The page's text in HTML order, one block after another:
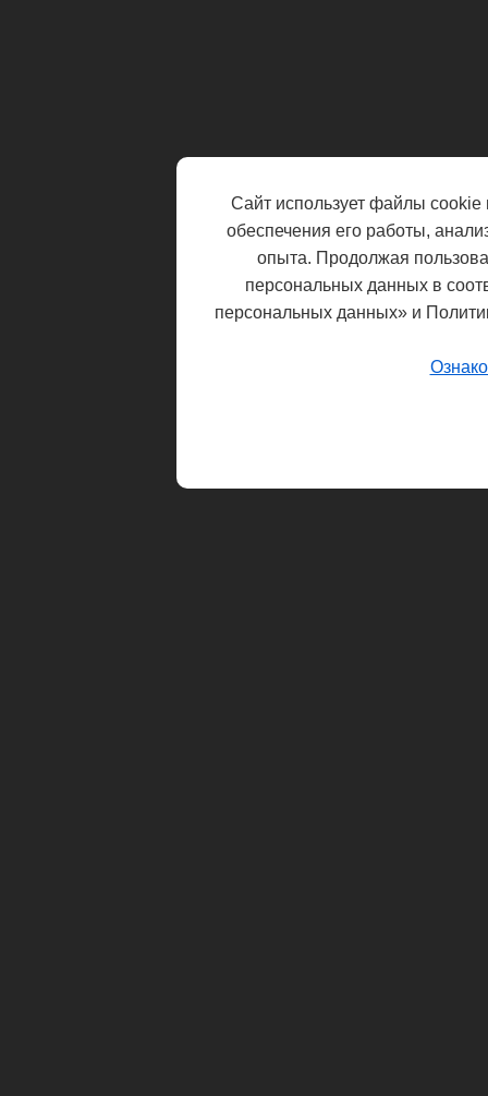
Сайт использует файлы cookie
обеспечения его работы,
опыта. Продолжая
персональных данных в
персональных данных» и